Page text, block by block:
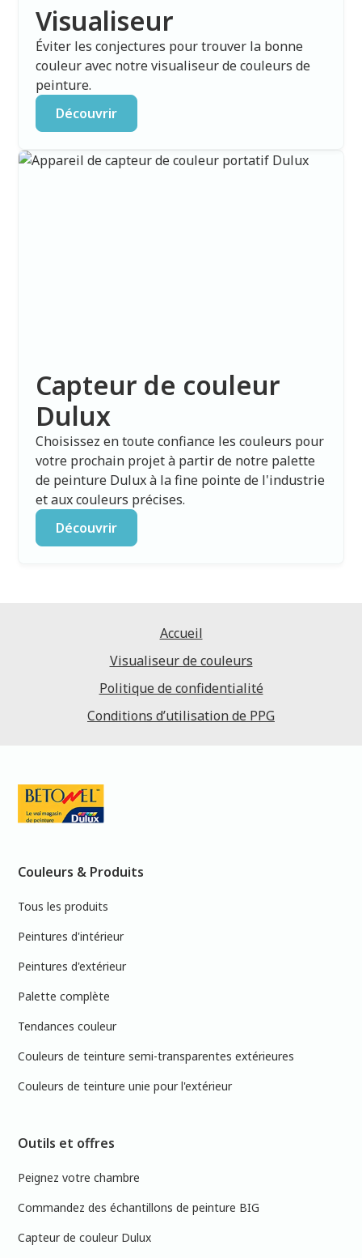
Visualiseur
Éviter les conjectures pour trouver la bonne
couleur avec notre visualiseur de couleurs de
peinture.
Découvrir
Capteur de couleur
Dulux
Choisissez en toute confiance les couleurs pour
votre prochain projet à partir de notre palette
de peinture Dulux à la fine pointe de l'industrie
et aux couleurs précises.
Découvrir
Accueil
Visualiseur de couleurs
Politique de confidentialité
Conditions d’utilisation de PPG
Couleurs & Produits
Tous les produits
Peintures d'intérieur
Peintures d'extérieur
Palette complète
Tendances couleur
Couleurs de teinture semi-transparentes extérieures
Couleurs de teinture unie pour l'extérieur
Outils et offres
Peignez votre chambre
Commandez des échantillons de peinture BIG
Capteur de couleur Dulux